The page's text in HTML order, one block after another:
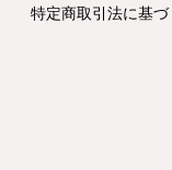
特定商取引法に基